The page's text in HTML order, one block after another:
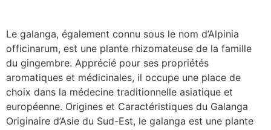
Le galanga, également connu sous le nom d’Alpinia
officinarum, est une plante rhizomateuse de la famille
du gingembre. Apprécié pour ses propriétés
aromatiques et médicinales, il occupe une place de
choix dans la médecine traditionnelle asiatique et
européenne. Origines et Caractéristiques du Galanga
Originaire d’Asie du Sud-Est, le galanga est une plante